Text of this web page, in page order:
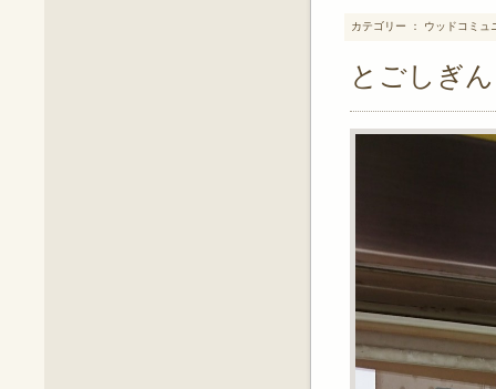
カテゴリー ： ウッドコミュ
とごしぎ